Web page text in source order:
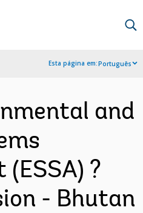
Esta página em:Português
and
?
- Bhutan